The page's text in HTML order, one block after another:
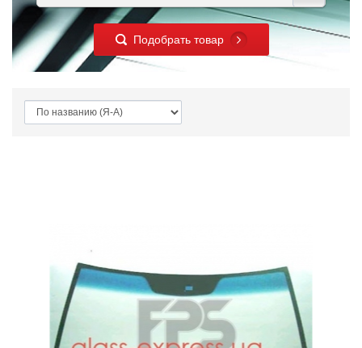
Подобрать товар